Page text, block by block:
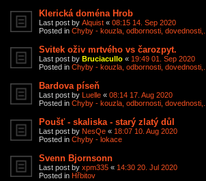
Klerická doména Hrob
Last post by Alquist « 08:15 14. Sep 2020
Posted in Chyby - kouzla, odbornosti, dovednosti,...
Svitek oživ mrtvého vs čarozpyt.
Last post by Bruciacullo « 19:49 01. Sep 2020
Posted in Chyby - kouzla, odbornosti, dovednosti,...
Bardova píseň
Last post by Luelle « 08:14 17. Aug 2020
Posted in Chyby - kouzla, odbornosti, dovednosti,...
Poušť - skaliska - starý zlatý důl
Last post by NesQe « 18:07 10. Aug 2020
Posted in Chyby - lokace
Svenn Bjornsonn
Last post by xpm335 « 14:30 20. Jul 2020
Posted in Hřbitov